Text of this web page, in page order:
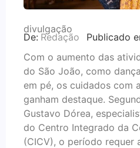
divulgação
De: Redação Publicado
Com o aumento das
do São João, como
em pé, os cuidados com
ganham destaque.
Gustavo Dórea,
do Centro Integrado da
(CICV), o período requer